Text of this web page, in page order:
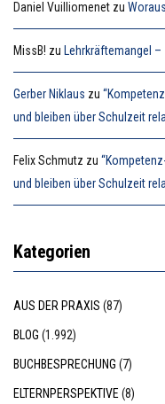
Daniel Vuilliomenet zu
MissB! zu Lehrkräftemangel
Gerber Niklaus zu
und bleiben über Schulzeit
Felix Schmutz zu
und bleiben über Schulzeit
Kategorien
AUS DER PRAXIS (87)
BLOG (1.992)
BUCHBESPRECHUNG (7)
ELTERNPERSPEKTIVE(8)